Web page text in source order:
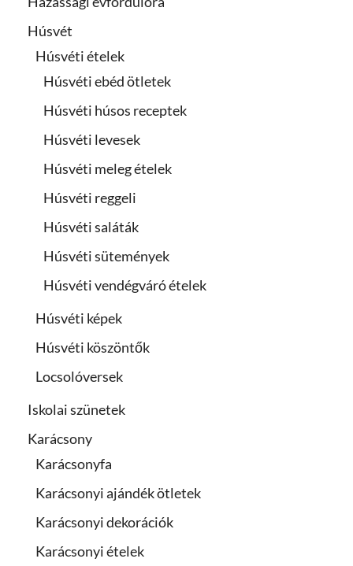
Húsvét
Húsvéti ételek
Húsvéti ebéd ötletek
Húsvéti húsos receptek
Húsvéti levesek
Húsvéti meleg ételek
Húsvéti reggeli
Húsvéti saláták
Húsvéti sütemények
Húsvéti vendégváró ételek
Húsvéti képek
Húsvéti köszöntők
Locsolóversek
Iskolai szünetek
Karácsony
Karácsonyfa
Karácsonyi ajándék ötletek
Karácsonyi dekorációk
Karácsonyi ételek